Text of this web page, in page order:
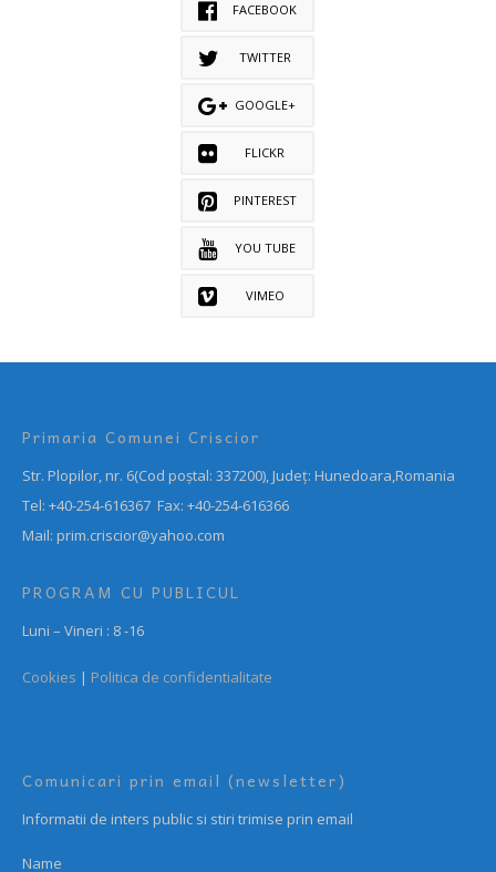
FACEBOOK
TWITTER
GOOGLE+
FLICKR
PINTEREST
YOU TUBE
VIMEO
Primaria Comunei Criscior
Str. Plopilor, nr. 6(Cod poștal: 337200), Județ: Hunedoara,Romania
Tel: +40-254-616367 Fax: +40-254-616366
Mail: prim.criscior@yahoo.com
PROGRAM CU PUBLICUL
Luni – Vineri : 8 -16
Cookies | Politica de confidentialitate
Comunicari prin email (newsletter)
Informatii de inters public si stiri trimise prin email
Name